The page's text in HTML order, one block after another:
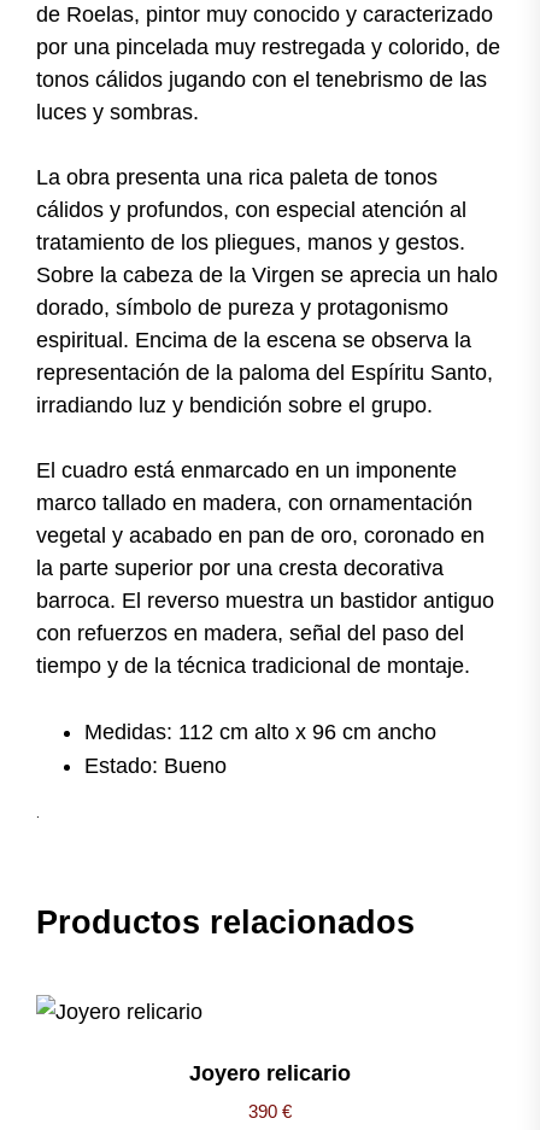
de Roelas, pintor muy conocido y caracterizado
por una pincelada muy restregada y colorido, de
tonos cálidos jugando con el tenebrismo de las
luces y sombras.
La obra presenta una rica paleta de tonos
cálidos y profundos, con especial atención al
tratamiento de los pliegues, manos y gestos.
Sobre la cabeza de la Virgen se aprecia un halo
dorado, símbolo de pureza y protagonismo
espiritual. Encima de la escena se observa la
representación de la paloma del Espíritu Santo,
irradiando luz y bendición sobre el grupo.
El cuadro está enmarcado en un imponente
marco tallado en madera, con ornamentación
vegetal y acabado en pan de oro, coronado en
la parte superior por una cresta decorativa
barroca. El reverso muestra un bastidor antiguo
con refuerzos en madera, señal del paso del
tiempo y de la técnica tradicional de montaje.
Medidas: 112 cm alto x 96 cm ancho
Estado: Bueno
Productos relacionados
Joyero relicario
390 €